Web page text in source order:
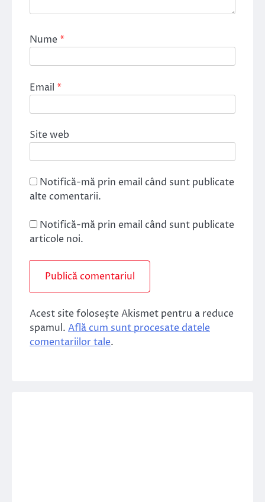
Nume*
Email *
Site web
Notifică-mă prin email când sunt publicate
alte comentarii.
Notifică-mă prin email când sunt publicate
articole noi.
Acest site folosește Akismet pentru a reduce
spamul. Află cum sunt procesate datele
comentariilor tale.